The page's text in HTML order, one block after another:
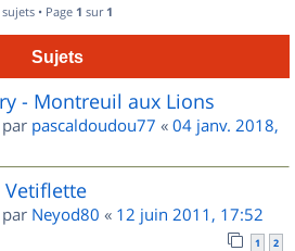
• Page 1 sur 1
Sujets
- Montreuil aux Lions
pascaldoudou77 « 04 janv. 2018,
Vetiflette
Neyod80 « 12 juin 2011, 17:52
1 2